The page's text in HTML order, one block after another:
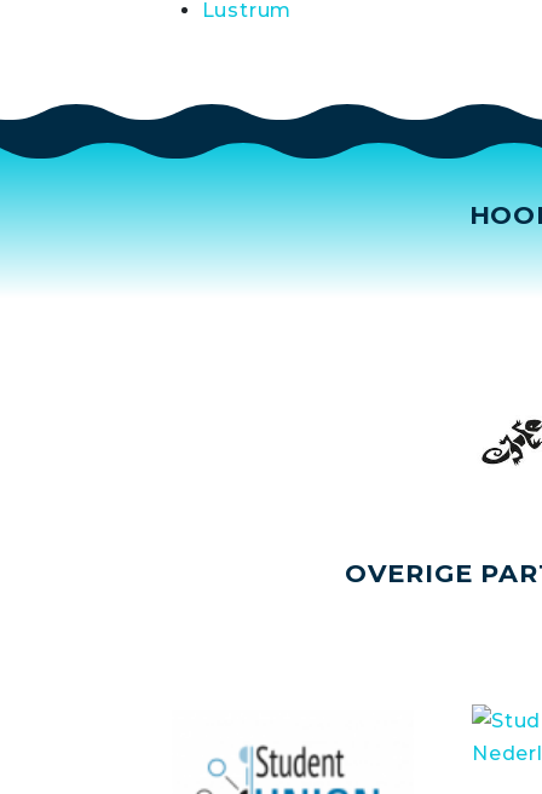
Lustrum
OVERIGE